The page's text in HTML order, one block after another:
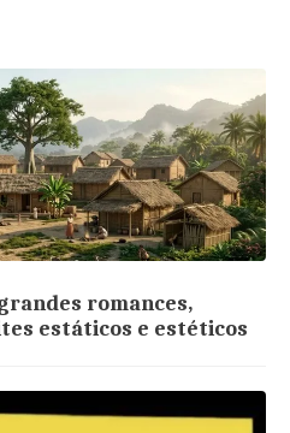
romances,
estáticos e estéticos